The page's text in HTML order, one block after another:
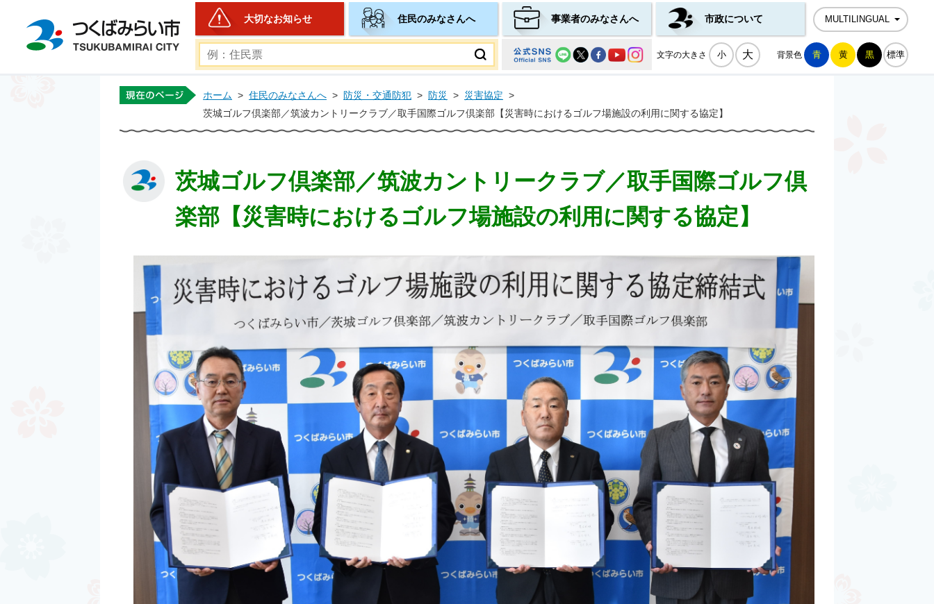
つくばみらい市公式ホームページ
大切なお知らせ 住民のみなさんへ 事業者のみなさんへ 市政について MULTILINGUAL
文字の大きさ 小 大 背景色 青 黄 黒 標準
ホーム > 住民のみなさんへ > 防災・交通防犯 > 防災 > 災害協定 >
茨城ゴルフ倶楽部／筑波カントリークラブ／取手国際ゴルフ倶楽部【災害時におけるゴルフ場施設の利用に関する協定】
茨城ゴルフ倶楽部／筑波カントリークラブ／取手国際ゴルフ倶
楽部【災害時におけるゴルフ場施設の利用に関する協定】